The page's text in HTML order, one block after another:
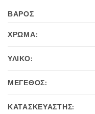
ΒΆΡΟΣ
ΧΡΩΜΑ:
ΥΛΙΚΟ:
ΜΕΓΕΘΟΣ:
ΚΑΤΑΣΚΕΥΑΣΤΗΣ: